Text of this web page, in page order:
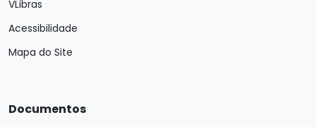
VLibras
Acessibilidade
Mapa do Site
Documentos